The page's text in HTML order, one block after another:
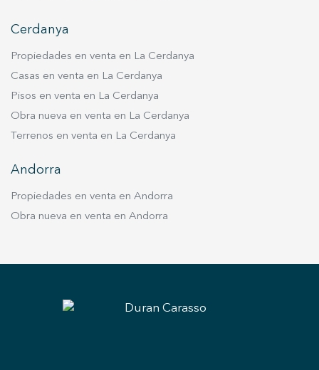
además de pozo, calefacción, splits de aire
acceso desde la calle trasera y una práctica zona
de aguas con acceso de servicio independiente
desde el lateral de la vivienda. Cubelles es una
población costera con una gran calidad de vida,
conocida por su ambiente familiar, su paseo
Barcelona como a Sitges. Una propiedad con
ubicación privilegiada.
Cerdanya
Propiedades en venta en La Cerdanya
Casas en venta en La Cerdanya
Pisos en venta en La Cerdanya
Obra nueva en venta en La Cerdanya
Terrenos en venta en La Cerdanya
Andorra
Propiedades en venta en Andorra
Obra nueva en venta en Andorra